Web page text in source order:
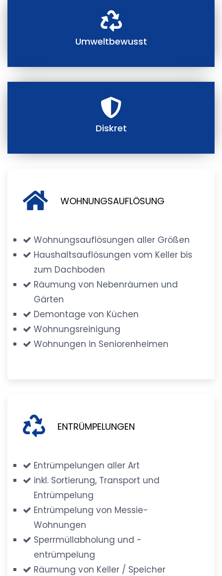
Umweltbewusst
Diskret
WOHNUNGSAUFLÖSUNG
Wohnungsauflösungen aller Größen
Haushaltsauflösungen vom Keller bis
zum Dachboden
Räumung von Nebenräumen und
Gärten
Demontage von Küchen
Wohnungsreinigung
Wohnungen in Seniorenheimen
ENTRÜMPELUNGEN
Entrümpelungen aller Art
inkl. Sortierung, Transport und
Entrümpelung
Entrümpelung von Messie-
Wohnungen
Sperrmüllabholung und -
entrümpelung
Räumung von Keller / Speicher